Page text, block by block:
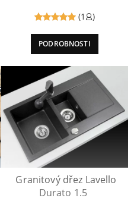
out of
(1 )
PODROBNOSTI
Granitový dřez Lavello
Durato 1.5